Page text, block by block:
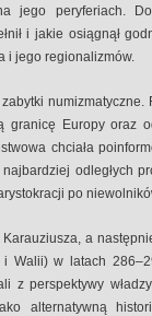
jego peryferiach.
i jakie osiągnął
i jego regionalizmów.
Europy oraz
chciała
odległych
po
a
Walii) w latach
z perspektywy
alternatywną